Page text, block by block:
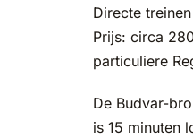
Directe
Prijs: circa
particuliere
De Budvar-
is 15 minuten